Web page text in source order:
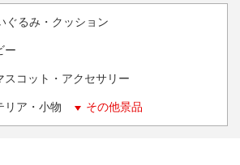
ぐるみ・クッション
ー
スコット・アクセサリー
リア・小物 その他景品